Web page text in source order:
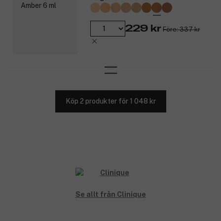
Ett kraftfullt tillskott till Cliniques mest avancerade anti-
aging-sortiment hittills – en extra näringsrik fuktkräm från
Clinique Smart Clinical Repair™, designad för att reducera
Cliniques banbrytande sammansättning med CL1870
huden känns starkare och ser slätare ut.
Fyller huden med långvarig fukt.
91 % sa att huden känns mer välvårdad.*
229 kr Före: 337 kr
Köp 2 produkter för 1 048 kr
Se allt från Clinique